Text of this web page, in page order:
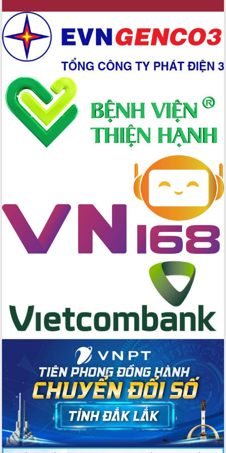
kiểm tra, chỉ đạo hoàn thành các dự
án cao tốc và thăm khu tái định cư tại
Đắk Lắk
Sôi nổi Hội đua ngựa truyền thống Gò
Thì Thùng mừng Xuân Bính Ngọ 2026
Lãnh đạo tỉnh dâng hương tưởng niệm
tại Đập Đồng Cam đầu Xuân Bính Ngọ
Ngành nông nghiệp phấn đấu tăng
trưởng đạt 5,86% trong năm 2026
UBND tỉnh Đắk Lắk triển khai công tác
quốc phòng, quân sự địa phương năm
Đắk Lắk tập trung toàn lực khắc phục
Rộn ràng lễ hội truyền thống Sông
nước Đà Nông lần thứ I năm 2026
Kỳ họp Chuyên đề lần thứ Năm, HĐND
tỉnh Đắk Lắk thông qua các nghị quyết
quan trọng
Phát động hai phong trào thi đua quan
trọng trong kỷ nguyên mới
Hội nghị lần thứ tư Ban Chỉ đạo công
Hội nghị Báo cáo viên Trung ương
tháng 01/2026
Phó Thủ tướng Hồ Quốc Dũng đánh giá
cao kết quả Chiến dịch Quang Trung
tại Đắk Lắk
Hội nghị Ban Chấp hành Đảng bộ tỉnh
Đắk Lắk lần thứ 2 (mở rộng)
Tập trung giải phóng mặt bằng, đẩy
nhanh tiến độ Tuyến đường bộ ven